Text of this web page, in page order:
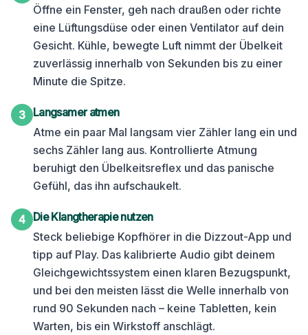
Öffne ein Fenster, geh nach draußen oder richte
eine Lüftungsdüse oder einen Ventilator auf dein
Gesicht. Kühle, bewegte Luft nimmt der Übelkeit
zuverlässig innerhalb von Sekunden bis zu einer
Minute die Spitze.
3 Langsamer atmen
Atme ein paar Mal langsam vier Zähler lang ein und
sechs Zähler lang aus. Kontrollierte Atmung
beruhigt den Übelkeitsreflex und das panische
Gefühl, das ihn aufschaukelt.
4 Die Klangtherapie nutzen
Steck beliebige Kopfhörer in die Dizzout-App und
tipp auf Play. Das kalibrierte Audio gibt deinem
Gleichgewichtssystem einen klaren Bezugspunkt,
und bei den meisten lässt die Welle innerhalb von
rund 90 Sekunden nach – keine Tabletten, kein
Warten, bis ein Wirkstoff anschlägt.